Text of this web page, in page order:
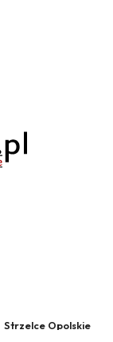
Strzelce Opolskie